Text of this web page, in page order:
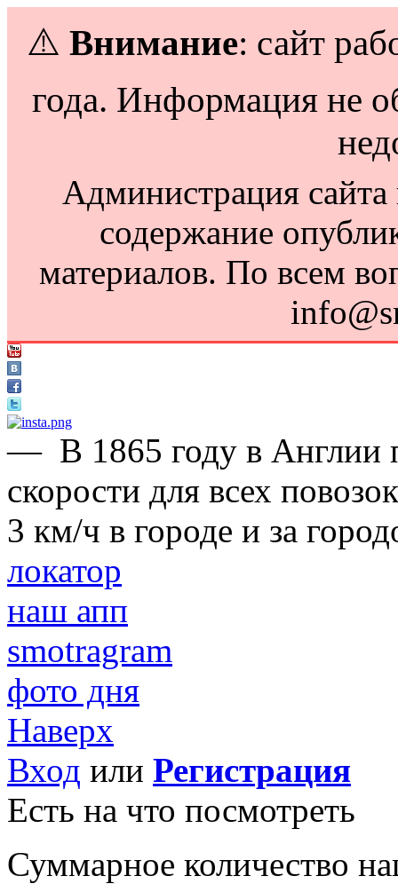
⚠️ Внимание: сайт
года. Информация не
Администрация сайта
содержание
материалов. По всем
— В 1865 году в Англии
скорости для всех
3 км/ч в городе и за
локатор
наш апп
smotragram
фото дня
Наверх
Вход или Регистрация
Есть на что посмотреть
Суммарное количество